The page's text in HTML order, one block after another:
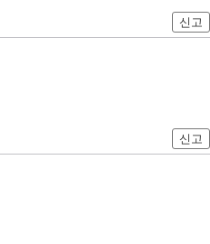
신고
신고